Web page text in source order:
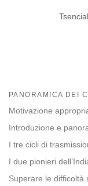
PANORAMICA DEI
Motivazione
Introduzione e
I tre cicli di
I due pionieri
Superare le difficoltà